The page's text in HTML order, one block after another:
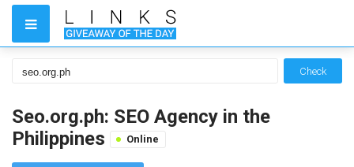
Check
Seo.org.ph: SEO Agency in the
Philippines
Online